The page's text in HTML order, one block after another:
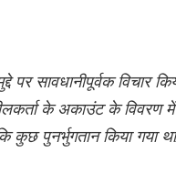
पर सावधानीपूर्वक विचार
के अकाउंट के विवरण में
कुछ पुनर्भुगतान किया गया